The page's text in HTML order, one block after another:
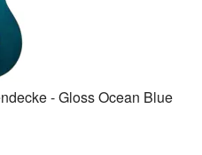
- Gloss Ocean Blue